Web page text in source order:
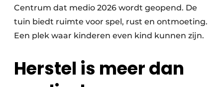
Centrum dat medio 2026 wordt geopend. De
tuin biedt ruimte voor spel, rust en ontmoeting.
Een plek waar kinderen even kind kunnen zijn.
Herstel is meer dan